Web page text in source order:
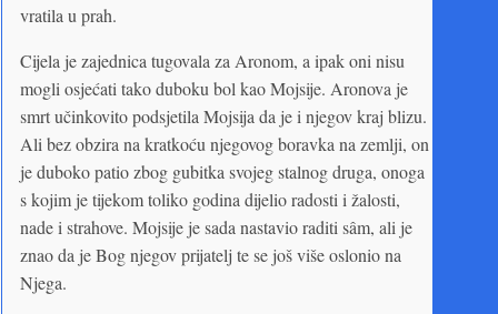
vratila u prah.
Cijela je zajednica tugovala za Aronom, a ipak oni nisu
mogli osjećati tako duboku bol kao Mojsije. Aronova je
smrt učinkovito podsjetila Mojsija da je i njegov kraj blizu.
Ali bez obzira na kratkoću njegovog boravka na zemlji, on
je duboko patio zbog gubitka svojeg stalnog druga, onoga
s kojim je tijekom toliko godina dijelio radosti i žalosti,
nade i strahove. Mojsije je sada nastavio raditi sâm, ali je
znao da je Bog njegov prijatelj te se još više oslonio na
Njega.